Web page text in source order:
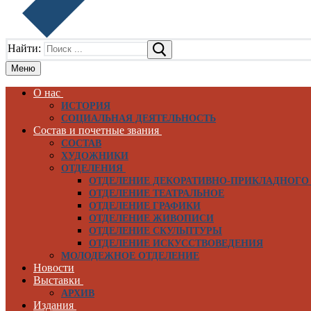
Найти:
Меню
О нас
ИСТОРИЯ
СОЦИАЛЬНАЯ ДЕЯТЕЛЬНОСТЬ
Состав и почетные звания
СОСТАВ
ХУДОЖНИКИ
ОТДЕЛЕНИЯ
ОТДЕЛЕНИЕ ДЕКОРАТИВНО-ПРИКЛАДНОГО
ОТДЕЛЕНИЕ ТЕАТРАЛЬНОЕ
ОТДЕЛЕНИЕ ГРАФИКИ
ОТДЕЛЕНИЕ ЖИВОПИСИ
ОТДЕЛЕНИЕ СКУЛЬПТУРЫ
ОТДЕЛЕНИЕ ИСКУССТВОВЕДЕНИЯ
МОЛОДЕЖНОЕ ОТДЕЛЕНИЕ
Новости
Выставки
АРХИВ
Издания